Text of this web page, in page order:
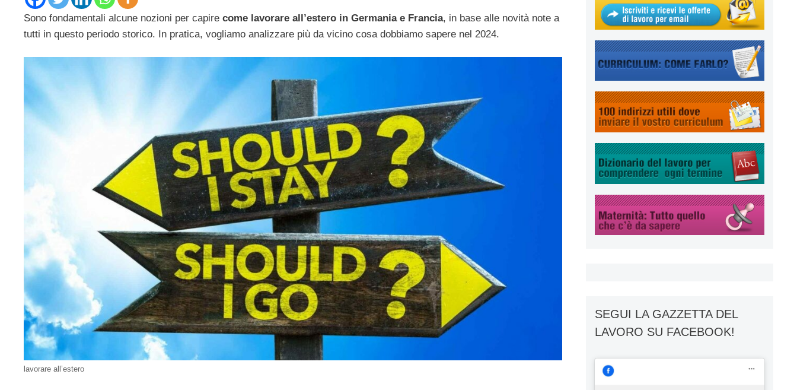
Sono fondamentali alcune nozioni per capire come lavorare all’estero in Germania e Francia, in base alle novità note a
tutti in questo periodo storico. In pratica, vogliamo analizzare più da vicino cosa dobbiamo sapere nel 2024.
lavorare all’estero
SEGUI LA GAZZETTA DEL
LAVORO SU FACEBOOK!